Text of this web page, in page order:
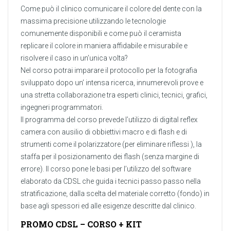
Come può il clinico comunicare il colore del dente con la
massima precisione utilizzando le tecnologie
comunemente disponibili e come può il ceramista
replicare il colore in maniera affidabile e misurabile e
risolvere il caso in un’unica volta?
Nel corso potrai imparare il protocollo per la fotografia
sviluppato dopo un’ intensa ricerca, innumerevoli prove e
una stretta collaborazione tra esperti clinici, tecnici, grafici,
ingegneri programmatori.
Il programma del corso prevede l’utilizzo di digital reflex
camera con ausilio di obbiettivi macro e di flash e di
strumenti come il polarizzatore (per eliminare riflessi ), la
staffa per il posizionamento dei flash (senza margine di
errore). Il corso pone le basi per l’utilizzo del software
elaborato da CDSL che guida i tecnici passo passo nella
stratificazione, dalla scelta del materiale corretto (fondo) in
base agli spessori ed alle esigenze descritte dal clinico.
PROMO CDSL – CORSO + KIT